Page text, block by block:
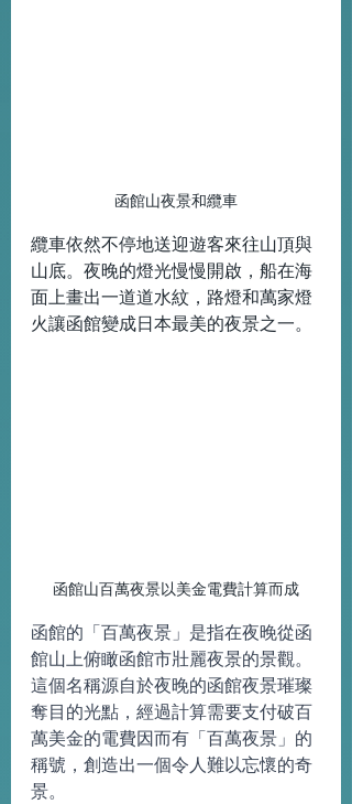
函館山夜景和纜車
纜車依然不停地送迎遊客來往山頂與
山底。夜晚的燈光慢慢開啟，船在海
面上畫出一道道水紋，路燈和萬家燈
火讓函館變成日本最美的夜景之一。
函館山百萬夜景以美金電費計算而成
函館的「百萬夜景」是指在夜晚從函
館山上俯瞰函館市壯麗夜景的景觀。
這個名稱源自於夜晚的函館夜景璀璨
奪目的光點，經過計算需要支付破百
萬美金的電費因而有「百萬夜景」的
稱號，創造出一個令人難以忘懷的奇
景。